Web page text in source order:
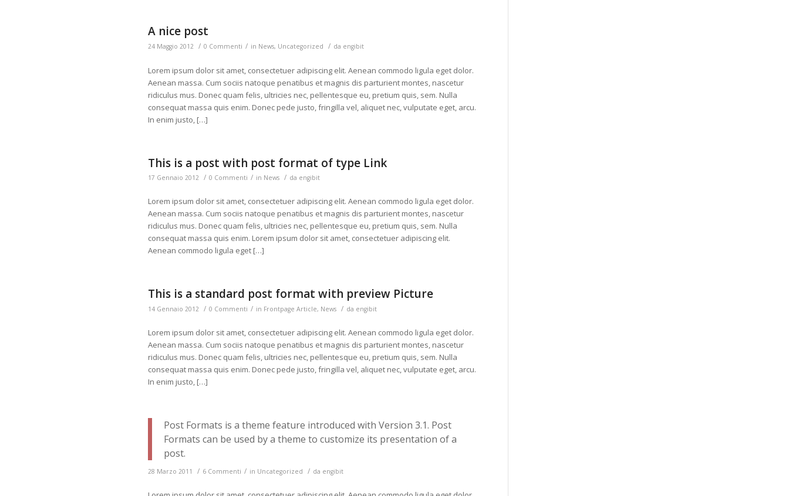
A nice post
24 Maggio 2012 / 0 Commenti / in News, Uncategorized / da engibit
Lorem ipsum dolor sit amet, consectetuer adipiscing elit. Aenean commodo ligula eget dolor.
Aenean massa. Cum sociis natoque penatibus et magnis dis parturient montes, nascetur
ridiculus mus. Donec quam felis, ultricies nec, pellentesque eu, pretium quis, sem. Nulla
consequat massa quis enim. Donec pede justo, fringilla vel, aliquet nec, vulputate eget, arcu.
In enim justo, […]
This is a post with post format of type Link
17 Gennaio 2012 / 0 Commenti / in News / da engibit
Lorem ipsum dolor sit amet, consectetuer adipiscing elit. Aenean commodo ligula eget dolor.
Aenean massa. Cum sociis natoque penatibus et magnis dis parturient montes, nascetur
ridiculus mus. Donec quam felis, ultricies nec, pellentesque eu, pretium quis, sem. Nulla
consequat massa quis enim. Lorem ipsum dolor sit amet, consectetuer adipiscing elit.
Aenean commodo ligula eget […]
This is a standard post format with preview Picture
14 Gennaio 2012 / 0 Commenti / in Frontpage Article, News / da engibit
Lorem ipsum dolor sit amet, consectetuer adipiscing elit. Aenean commodo ligula eget dolor.
Aenean massa. Cum sociis natoque penatibus et magnis dis parturient montes, nascetur
ridiculus mus. Donec quam felis, ultricies nec, pellentesque eu, pretium quis, sem. Nulla
consequat massa quis enim. Donec pede justo, fringilla vel, aliquet nec, vulputate eget, arcu.
In enim justo, […]
Post Formats is a theme feature introduced with Version 3.1. Post
Formats can be used by a theme to customize its presentation of a
post.
28 Marzo 2011 / 6 Commenti / in Uncategorized / da engibit